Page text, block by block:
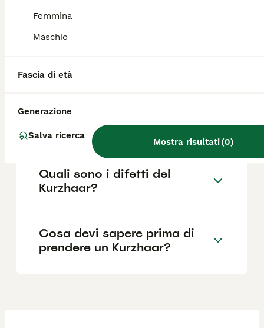
Femmina
Maschio
Fascia di età
Generazione
Salva ricerca
Mostra risultati(0)
la posizione.
Kurzhaar?
Qual è il carattere del
Kurzhaar?
Quali sono i difetti del
Kurzhaar?
Cosa devi sapere prima di
prendere un Kurzhaar?